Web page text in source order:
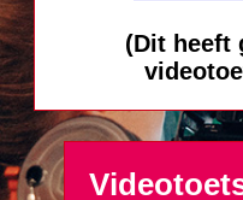
(Dit heeft